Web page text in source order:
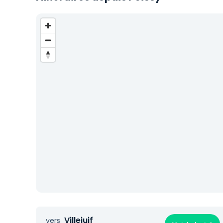
vers Villejuif